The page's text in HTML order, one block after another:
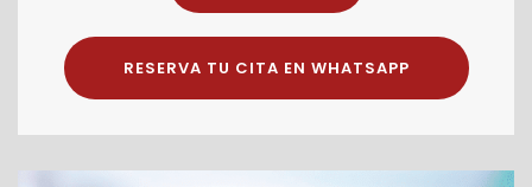
RESERVA TU CITA EN WHATSAPP